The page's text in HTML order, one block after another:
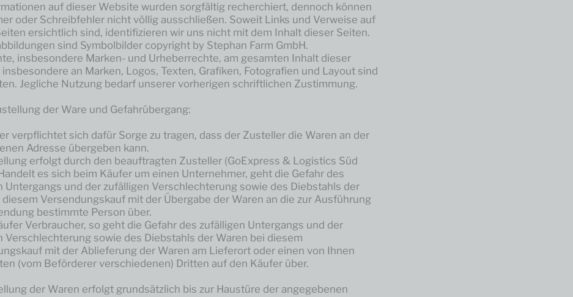
auf dieser Website wurden sorgfältig recherchiert, dennoch können
oder Schreibfehler nicht völlig ausschließen. Soweit Links und Verweise auf
ersichtlich sind, identifizieren wir uns nicht mit dem Inhalt dieser Seiten.
sind Symbolbilder copyright by Stephan Farm GmbH.
insbesondere Marken- und Urheberrechte, am gesamten Inhalt dieser
an Marken, Logos, Texten, Grafiken, Fotografien und Layout sind
Jegliche Nutzung bedarf unserer vorherigen schriftlichen Zustimmung.
der Ware und Gefahrübergang:
verpflichtet sich dafür Sorge zu tragen, dass der Zusteller die Waren an der
Adresse übergeben kann.
erfolgt durch den beauftragten Zusteller (GoExpress & Logistics Süd
es sich beim Käufer um einen Unternehmer, geht die Gefahr des
Untergangs und der zufälligen Verschlechterung sowie des Diebstahls der
diesem Versendungskauf mit der Übergabe der Waren an die zur Ausführung
bestimmte Person über.
Verbraucher, so geht die Gefahr des zufälligen Untergangs und der
Verschlechterung sowie des Diebstahls der Waren bei diesem
mit der Ablieferung der Waren am Lieferort oder einen von Ihnen
(vom Beförderer verschiedenen) Dritten auf den Käufer über.
der Waren erfolgt grundsätzlich bis zur Haustüre der angegebenen